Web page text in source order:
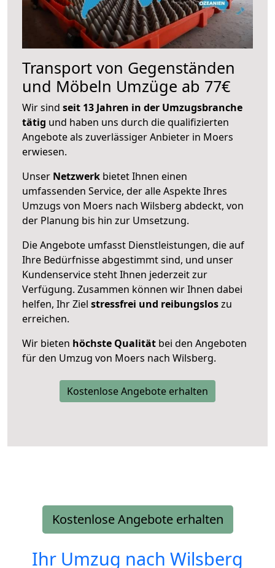
Transport von Gegenständen
und Möbeln Umzüge ab 77€
Wir sind seit 13 Jahren in der Umzugsbranche
tätig und haben uns durch die qualifizierten
Angebote als zuverlässiger Anbieter in Moers
erwiesen.
Unser Netzwerk bietet Ihnen einen
umfassenden Service, der alle Aspekte Ihres
Umzugs von Moers nach Wilsberg abdeckt, von
der Planung bis hin zur Umsetzung.
Die Angebote umfasst Dienstleistungen, die auf
Ihre Bedürfnisse abgestimmt sind, und unser
Kundenservice steht Ihnen jederzeit zur
Verfügung. Zusammen können wir Ihnen dabei
helfen, Ihr Ziel stressfrei und reibungsloszu
erreichen.
Wir bieten höchste Qualität bei den Angeboten
für den Umzug von Moers nach Wilsberg.
Kostenlose Angebote erhalten
Kostenlose Angebote erhalten
Ihr Umzug nach Wilsberg